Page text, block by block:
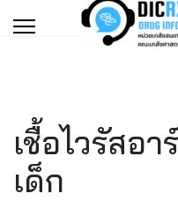
เชื้อไวรัสอา
เด็ก